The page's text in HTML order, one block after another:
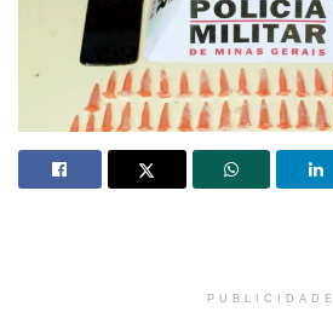
PUBLICIDADE